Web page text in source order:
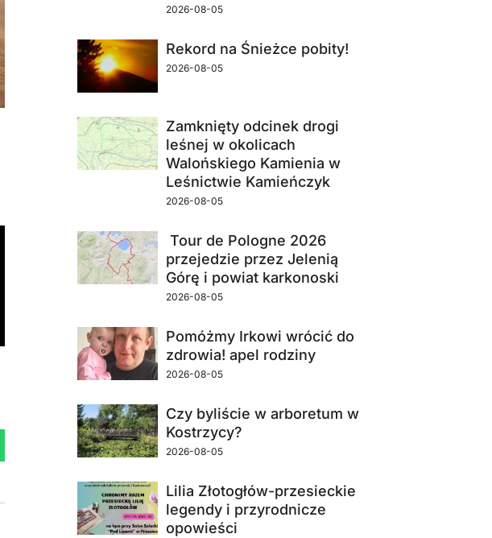
2026-08-05
Rekord na Śnieżce pobity!
2026-08-05
Zamknięty odcinek drogi
leśnej w okolicach
Walońskiego Kamienia w
Leśnictwie Kamieńczyk
2026-08-05
Tour de Pologne 2026
przejedzie przez Jelenią
Górę i powiat karkonoski
2026-08-05
Pomóżmy Irkowi wrócić do
zdrowia! apel rodziny
2026-08-05
Czy byliście w arboretum w
Kostrzycy?
2026-08-05
Lilia Złotogłów-przesieckie
legendy i przyrodnicze
opowieści